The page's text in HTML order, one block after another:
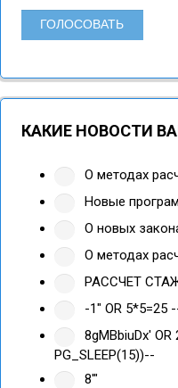
КАКИЕ НОВОСТИ
О методах
Новые
О новых
О методах
РАССЧЕТ
-1" OR 5*5=25
8gMBbiuDx' OR
PG_SLEEP(15))--
8'"